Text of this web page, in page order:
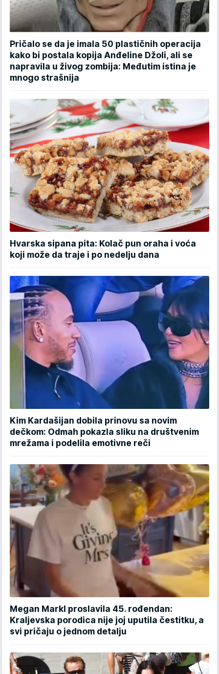
Pričalo se da je imala 50 plastičnih operacija
kako bi postala kopija Anđeline Džoli, ali se
napravila u živog zombija: Međutim istina je
mnogo strašnija
Hvarska sipana pita: Kolač pun oraha i voća
koji može da traje i po nedelju dana
Kim Kardašijan dobila prinovu sa novim
dečkom: Odmah pokazla sliku na društvenim
mrežama i podelila emotivne reči
Megan Markl proslavila 45. rođendan:
Kraljevska porodica nije joj uputila čestitku, a
svi pričaju o jednom detalju